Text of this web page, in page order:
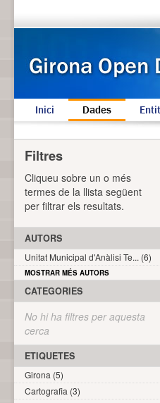
Inici Dades
Filtres
Cliqueu sobre un o més
termes de la llista següent
per filtrar els resultats.
AUTORS
Unitat Municipal d'Anàlisi Te... (6)
MOSTRAR MÉS AUTORS
CATEGORIES
No hi ha filtres per aquesta
cerca
ETIQUETES
Girona (5)
Cartografia (3)